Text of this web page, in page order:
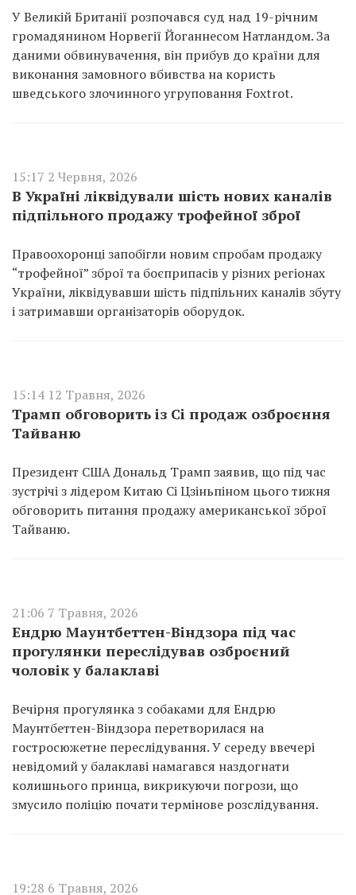
У Великій Британії розпочався суд над 19-річним
громадянином Норвегії Йоганнесом Натландом. За
даними обвинувачення, він прибув до країни для
виконання замовного вбивства на користь
шведського злочинного угруповання Foxtrot.
15:17 2 Червня, 2026
В Україні ліквідували шість нових каналів
підпільного продажу трофейної зброї
Правоохоронці запобігли новим спробам продажу
“трофейної” зброї та боєприпасів у різних регіонах
України, ліквідувавши шість підпільних каналів збуту
і затримавши організаторів оборудок.
15:14 12 Травня, 2026
Трамп обговорить із Сі продаж озброєння
Тайваню
Президент США Дональд Трамп заявив, що під час
зустрічі з лідером Китаю Сі Цзіньпіном цього тижня
обговорить питання продажу американської зброї
Тайваню.
21:06 7 Травня, 2026
Ендрю Маунтбеттен-Віндзора під час
прогулянки переслідував озброєний
чоловік у балаклаві
Вечірня прогулянка з собаками для Ендрю
Маунтбеттен-Віндзора перетворилася на
гостросюжетне переслідування. У середу ввечері
невідомий у балаклаві намагався наздогнати
колишнього принца, викрикуючи погрози, що
змусило поліцію почати термінове розслідування.
19:28 6 Травня, 2026